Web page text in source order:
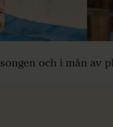
och i mån av